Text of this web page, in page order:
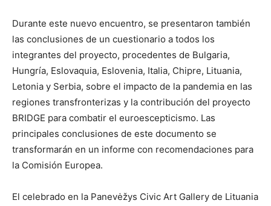
Durante este nuevo encuentro, se presentaron también
las conclusiones de un cuestionario a todos los
integrantes del proyecto, procedentes de Bulgaria,
Hungría, Eslovaquia, Eslovenia, Italia, Chipre, Lituania,
Letonia y Serbia, sobre el impacto de la pandemia en las
regiones transfronterizas y la contribución del proyecto
BRIDGE para combatir el euroescepticismo. Las
principales conclusiones de este documento se
transformarán en un informe con recomendaciones para
la Comisión Europea.
El celebrado en la Panevėžys Civic Art Gallery de Lituania